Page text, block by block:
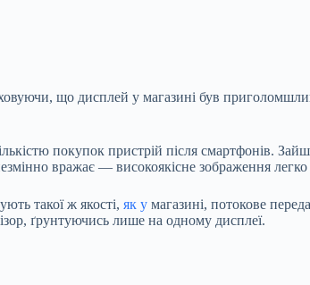
що дисплей у магазині був
покупок пристрій після смартфонів.
вражає — високоякісне зображення
такої ж якості, як у магазині, потокове
ґрунтуючись лише на одному дисплеї.